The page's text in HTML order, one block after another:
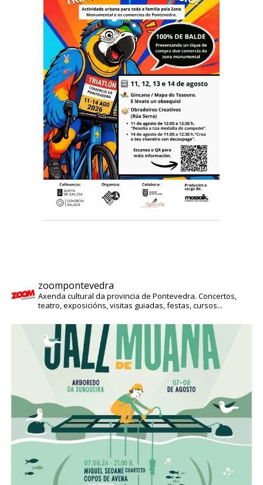
zoompontevedra
Axenda cultural da provincia de Pontevedra. Concertos,
teatro, exposicións, visitas guiadas, festas, cursos...